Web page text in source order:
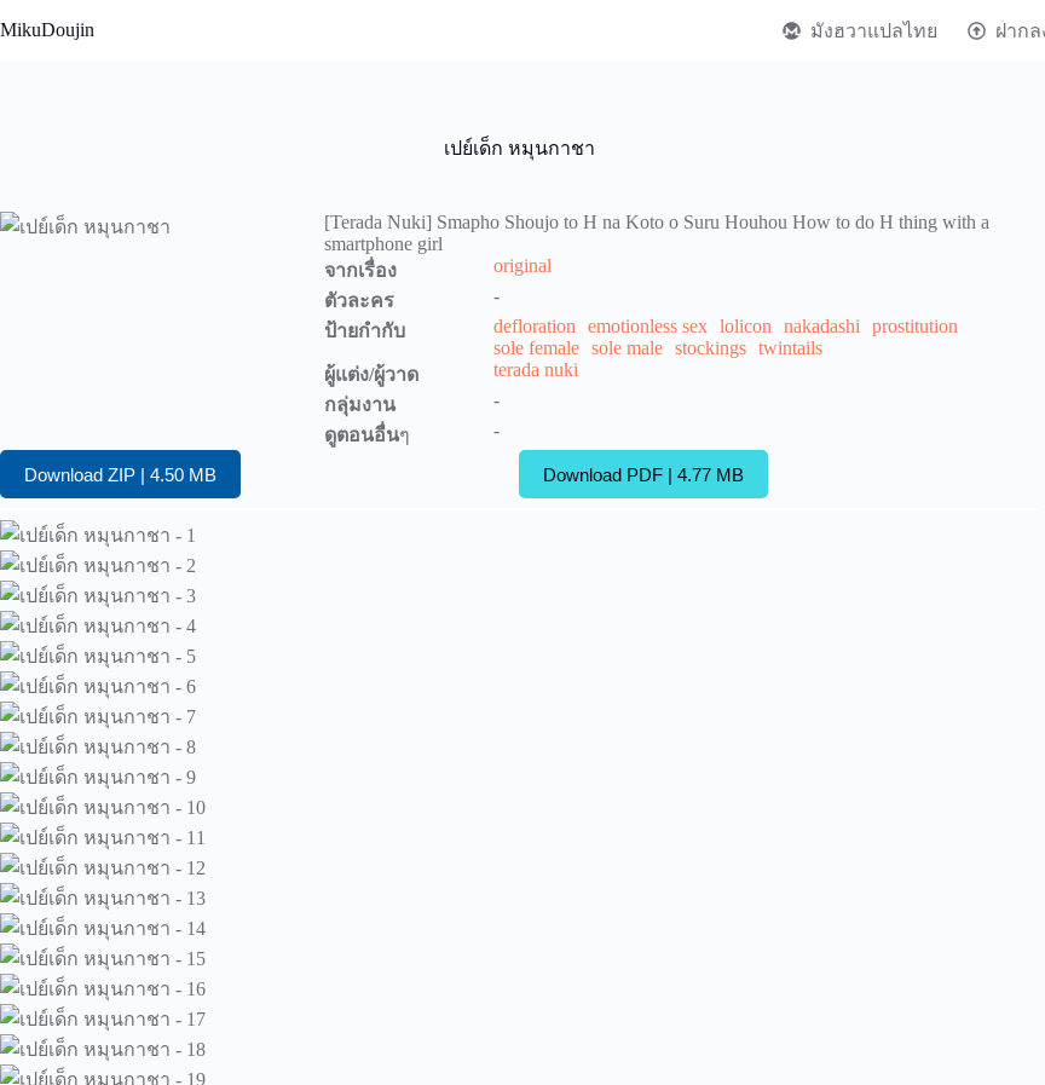
to
MikuDoujin มังฮวาแปลไทย ฝาก
เปย์เด็ก หมุนกาชา
[Terada Nuki] Smapho Shoujo to H na Koto o Suru Houhou How to do H thing with a
smartphone girl
จากเรื่อง
original
ตัวละคร
-
ป้ายกำกับ
defloration emotionless sex lolicon nakadashi
prostitution
sole female sole male stockings twintails
ผู้แต่ง/ผู้วาด
terada nuki
กลุ่มงาน
-
ดูตอนอื่นๆ -
Download ZIP | 4.50 MB Download PDF | 4.77 MB